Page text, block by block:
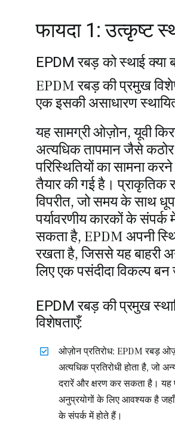
फायदा 1: उत्कृष्ट
EPDM रबड़ को स्थाई क्या
EPDM रबड़ की प्रमुख
एक इसकी असाधारण
यह सामग्री ओज़ोन, यूवी
अत्यधिक तापमान जैसे कठोर
परिस्थितियों का सामना
तैयार की गई है। प्राकृतिक
विपरीत, जो समय के साथ
पर्यावरणीय कारकों के संपर्क
सकता है, EPDM अपनी
रखता है, जिससे यह बाहरी
लिए एक पसंदीदा विकल्प बन
EPDM रबड़ की प्रमुख
विशेषताएँ:
ओज़ोन प्रतिरोध: EPDM रबड़
अत्यधिक प्रतिरोधी होता है, जो
दरारें और क्षरण कर सकता है। यह
अनुप्रयोगों के लिए आवश्यक है जहाँ
के संपर्क में होते हैं।